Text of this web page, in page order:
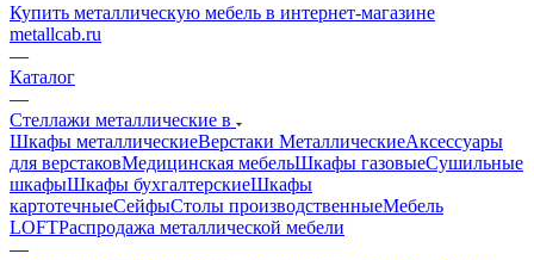
Купить металлическую мебель в интернет-магазине
metallcab.ru
—
Каталог
—
Стеллажи металлические в
Шкафы металлическиеВерстаки МеталлическиеАксессуары
для верстаковМедицинская мебельШкафы газовыеСушильные
шкафыШкафы бухгалтерскиеШкафы
картотечныеСейфыСтолы производственныеМебель
LOFTРаспродажа металлической мебели
—